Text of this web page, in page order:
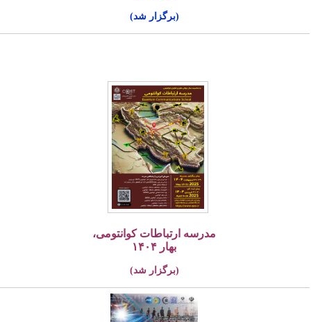
(برگزار شد)
مدرسه ارتباطات کوانتومی،
بهار ۱۴۰۴
(برگزار شد)